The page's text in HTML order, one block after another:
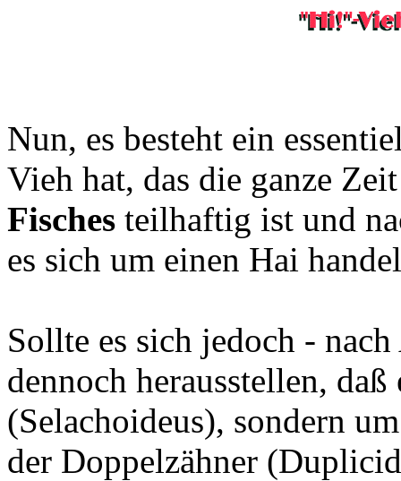
Nun, es besteht ein
Vieh hat, das die ganze
Fisches teilhaftig ist und
es sich um einen Hai
Sollte es sich jedoch -
dennoch herausstellen,
(Selachoideus), sondern
der Doppelzähner